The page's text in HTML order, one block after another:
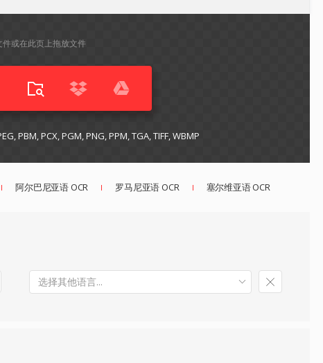
件或在此页上拖放文件
PBM, PCX, PGM, PNG, PPM, TGA, TIFF, WBMP
阿尔巴尼亚语 OCR 罗马尼亚语 OCR 塞尔维亚语 OCR
选择其他语言...